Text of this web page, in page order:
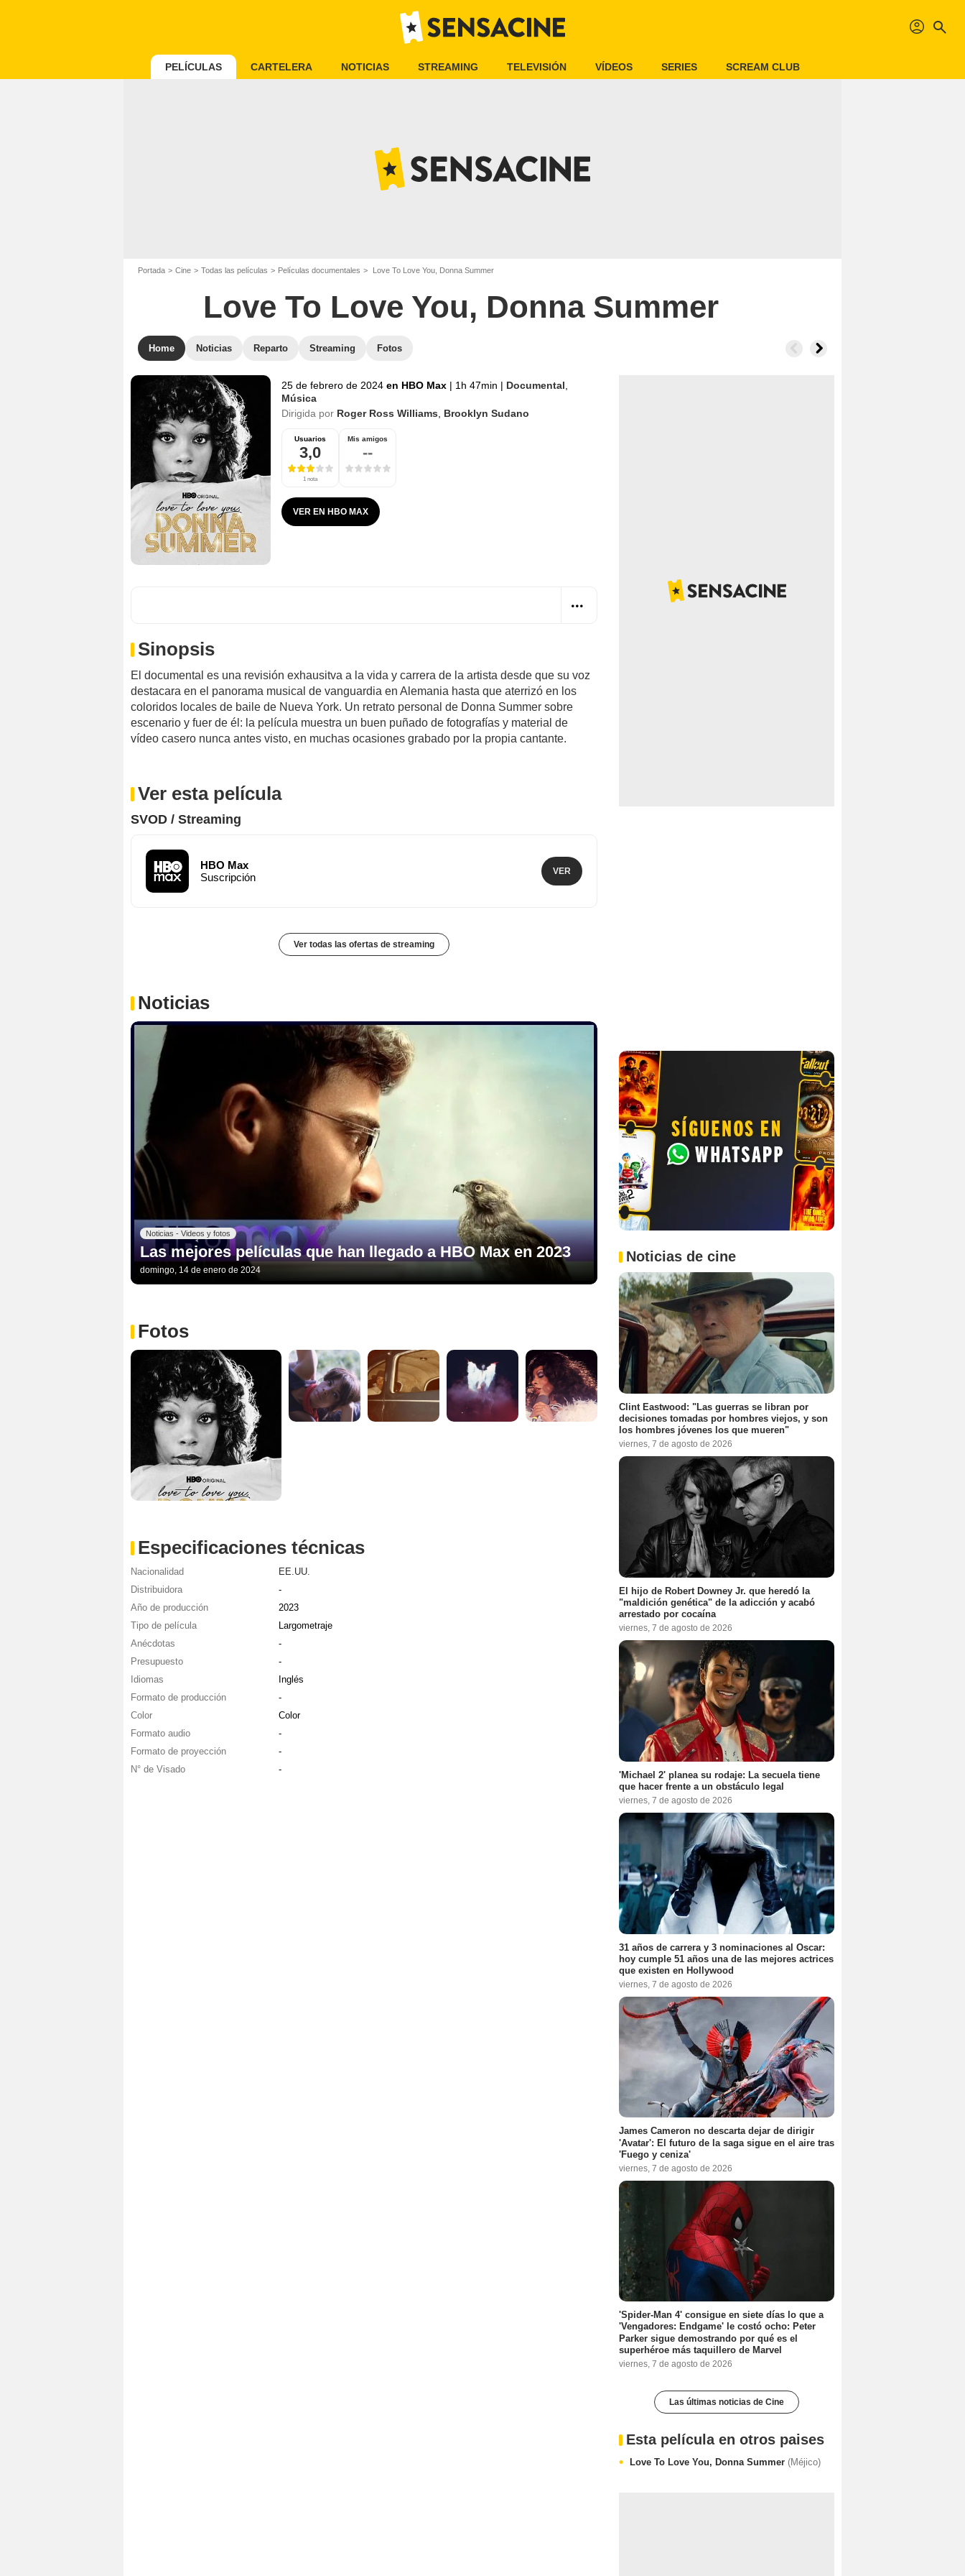
profil search
PELÍCULAS CARTELERA NOTICIAS STREAMING TELEVISIÓN VÍDEOS SERIES SCREAM CLUB
Portada Cine Todas las películas Películas documentales Love To Love You, Donna Summer
Love To Love You, Donna Summer
Home Noticias Reparto Streaming Fotos
25 de febrero de 2024 en HBO Max | 1h 47min | Documental
Música
Dirigida por Roger Ross Williams Brooklyn Sudano
Usuarios
3,0
1 nota
Mis amigos
--
VER EN HBO MAX
Sinopsis
El documental es una revisión exhausitva a la vida y carrera de la artista desde que su voz
destacara en el panorama musical de vanguardia en Alemania hasta que aterrizó en los
coloridos locales de baile de Nueva York. Un retrato personal de Donna Summer sobre
escenario y fuer de él: la película muestra un buen puñado de fotografías y material de
vídeo casero nunca antes visto, en muchas ocasiones grabado por la propia cantante.
Ver esta película
SVOD / Streaming
HBO Max
Suscripción
VER
Ver todas las ofertas de streaming
Noticias
Noticias - Videos y fotos
Las mejores películas que han llegado a HBO Max en 2023
domingo, 14 de enero de 2024
Fotos
Especificaciones técnicas
Nacionalidad
EE.UU.
Distribuidora
-
Año de producción
2023
Tipo de película
Largometraje
Anécdotas
-
Presupuesto
-
Idiomas
Inglés
Formato de producción
-
Color
Color
Formato audio
-
Formato de proyección
-
N° de Visado
-
Noticias de cine
Clint Eastwood: "Las guerras se libran por
decisiones tomadas por hombres viejos, y son
los hombres jóvenes los que mueren"
viernes, 7 de agosto de 2026
El hijo de Robert Downey Jr. que heredó la
"maldición genética" de la adicción y acabó
arrestado por cocaína
viernes, 7 de agosto de 2026
'Michael 2' planea su rodaje: La secuela tiene
que hacer frente a un obstáculo legal
viernes, 7 de agosto de 2026
31 años de carrera y 3 nominaciones al Oscar:
hoy cumple 51 años una de las mejores actrices
que existen en Hollywood
viernes, 7 de agosto de 2026
James Cameron no descarta dejar de dirigir
'Avatar': El futuro de la saga sigue en el aire tras
'Fuego y ceniza'
viernes, 7 de agosto de 2026
'Spider-Man 4' consigue en siete días lo que a
'Vengadores: Endgame' le costó ocho: Peter
Parker sigue demostrando por qué es el
superhéroe más taquillero de Marvel
viernes, 7 de agosto de 2026
Las últimas noticias de Cine
Esta película en otros paises
Love To Love You, Donna Summer (Méjico)